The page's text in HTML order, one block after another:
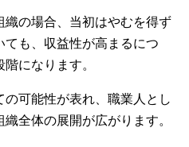
の場合、当初はやむを得ず
も、収益性が高まるにつ
になります。
可能性が表れ、職業人とし
全体の展開が広がります。